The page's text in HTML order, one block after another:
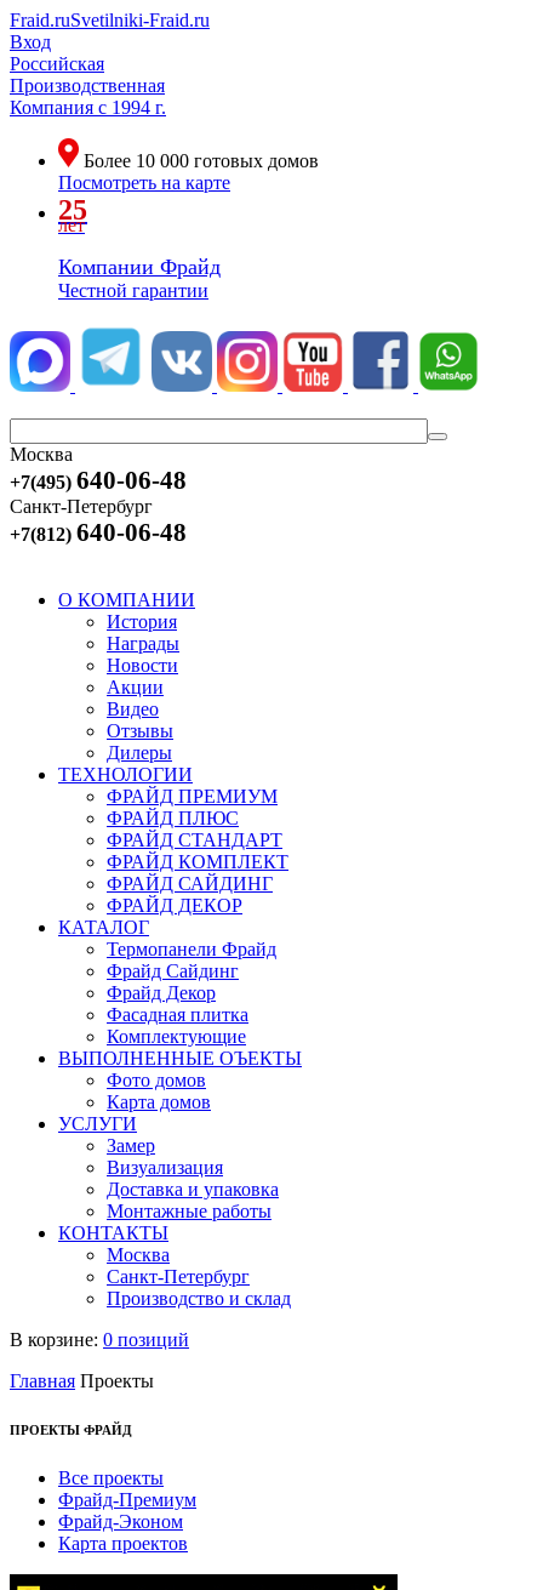
Fraid.ruSvetilniki-Fraid.ru
Вход
Российская
Производственная
Компания с 1994 г.
Более 10 000 готовых домов
Посмотреть на карте
25
лет
Компании Фрайд
Честной гарантии
Москва
+7(495) 640-06-48
Санкт-Петербург
+7(812) 640-06-48
О КОМПАНИИ
История
Награды
Новости
Акции
Видео
Отзывы
Дилеры
ТЕХНОЛОГИИ
ФРАЙД ПРЕМИУМ
ФРАЙД ПЛЮС
ФРАЙД СТАНДАРТ
ФРАЙД КОМПЛЕКТ
ФРАЙД САЙДИНГ
ФРАЙД ДЕКОР
КАТАЛОГ
Термопанели Фрайд
Фрайд Сайдинг
Фрайд Декор
Фасадная плитка
Комплектующие
ВЫПОЛНЕННЫЕ ОЪЕКТЫ
Фото домов
Карта домов
УСЛУГИ
Замер
Визуализация
Доставка и упаковка
Монтажные работы
КОНТАКТЫ
Москва
Санкт-Петербург
Производство и склад
В корзине: 0 позиций
Главная Проекты
ПРОЕКТЫ ФРАЙД
Все проекты
Фрайд-Премиум
Фрайд-Эконом
Карта проектов